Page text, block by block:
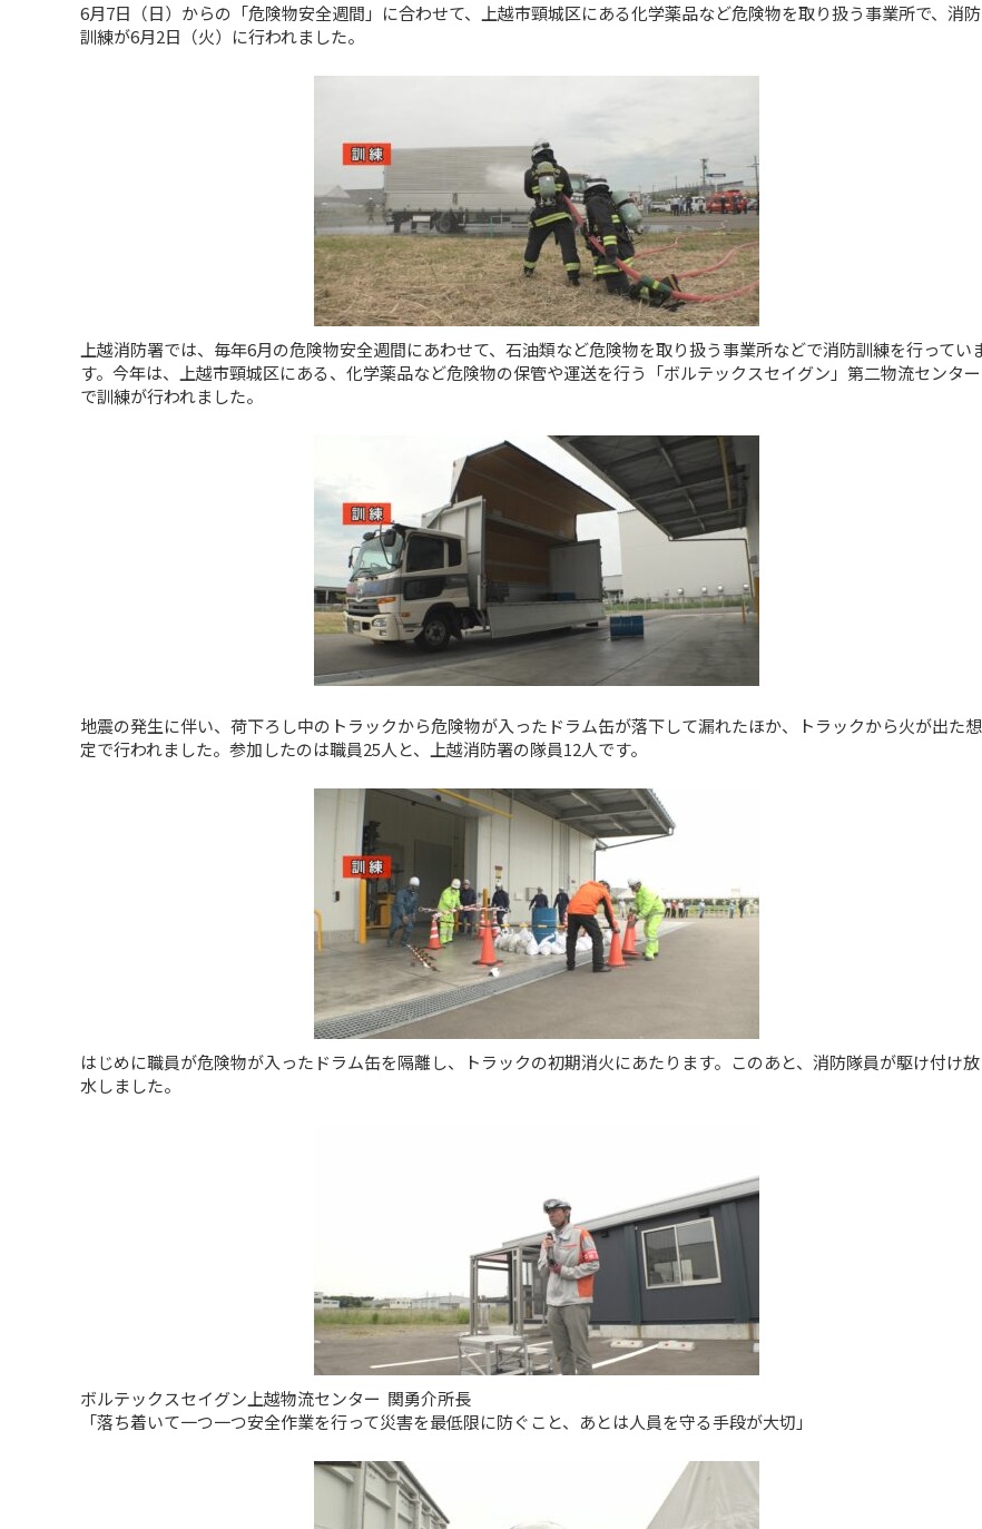
6月7日（日）からの「危険物安全週間」に合わせて、上越市頸城区にある化学薬品など危険物を取り扱う事業所で、消防
訓練が6月2日（火）に行われました。
上越消防署では、毎年6月の危険物安全週間にあわせて、石油類など危険物を取り扱う事業所などで消防訓練を行ってい
す。今年は、上越市頸城区にある、化学薬品など危険物の保管や運送を行う「ボルテックスセイグン」第二物流センター
で訓練が行われました。
地震の発生に伴い、荷下ろし中のトラックから危険物が入ったドラム缶が落下して漏れたほか、トラックから火が出た想
定で行われました。参加したのは職員25人と、上越消防署の隊員12人です。
はじめに職員が危険物が入ったドラム缶を隔離し、トラックの初期消火にあたります。このあと、消防隊員が駆け付け放
水しました。
ボルテックスセイグン上越物流センター 関勇介所長
「落ち着いて一つ一つ安全作業を行って災害を最低限に防ぐこと、あとは人員を守る手段が大切」